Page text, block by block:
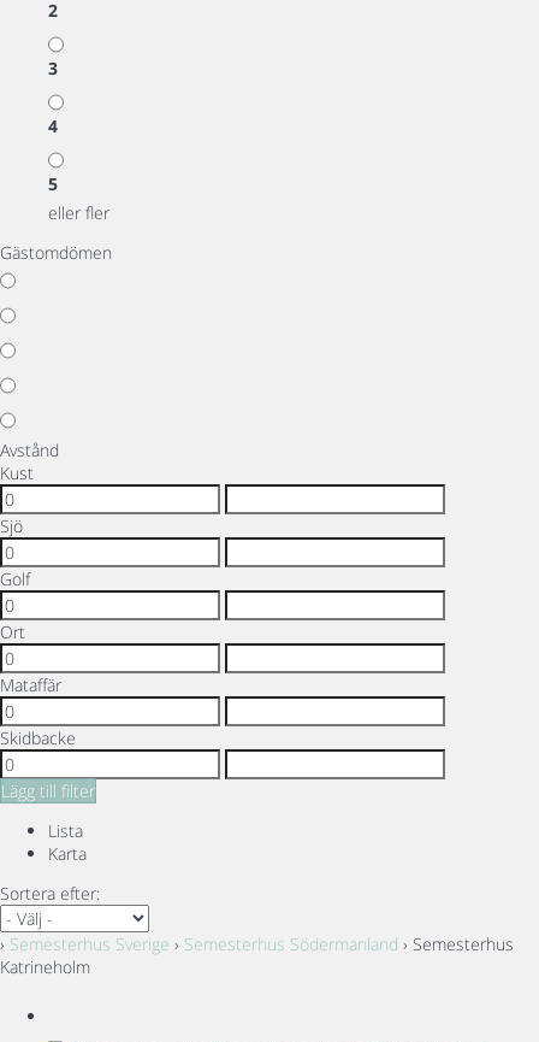
2
3
4
5
eller fler
Gästomdömen
Avstånd
Kust
Sjö
Golf
Ort
Mataffär
Skidbacke
Lägg till filter
Lista
Karta
Sortera efter:
› Semesterhus Sverige › Semesterhus Södermanland › Semesterhus
Katrineholm